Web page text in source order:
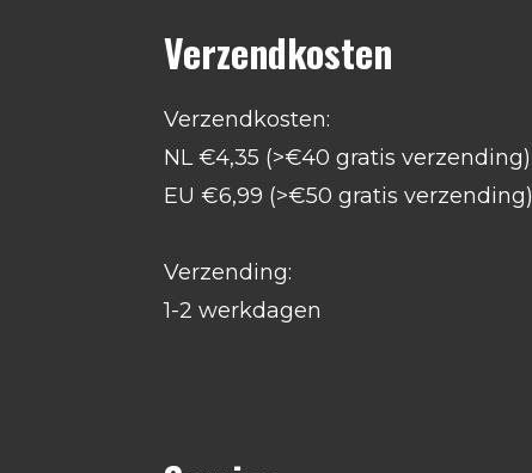
Verzendkosten
Verzendkosten:
NL €4,35 (>€40 gratis verzending)
EU €6,99 (>€50 gratis verzending)
Verzending:
1-2 werkdagen